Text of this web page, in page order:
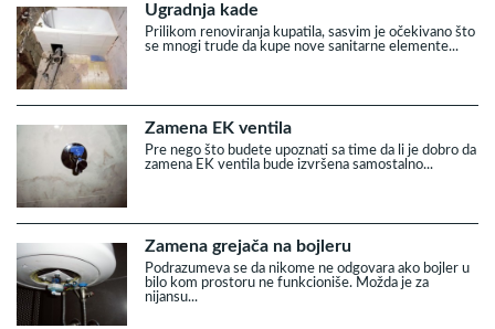
Ugradnja kade
Prilikom renoviranja kupatila, sasvim je očekivano što
se mnogi trude da kupe nove sanitarne elemente...
Zamena EK ventila
Pre nego što budete upoznati sa time da li je dobro da
zamena EK ventila bude izvršena samostalno...
Zamena grejača na bojleru
Podrazumeva se da nikome ne odgovara ako bojler u
bilo kom prostoru ne funkcioniše. Možda je za
nijansu...